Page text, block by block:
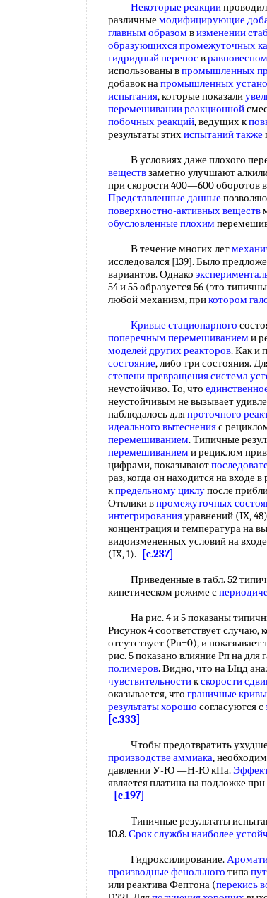
Некоторые реакции
различные модифицирующие
главным образом визменении
образующихсяпромежуточных
гидридный переносв
использованы впромышленных
добавок напромышленных
испытания, которые показали
перемешивании реакционной
побочных реакций, ведущих к
результаты этихиспытаний также
В условиях даже плохого
веществзаметно улучшают
при скорости 400—600 оборотов
Представленные данные
поверхностно-активных веществ
обусловленные плохим
В течение многих лет
исследовался [139]. Было
вариантов. Однако
54 и 55 образуется 56 (это
любой механизм, прикотором
Кривые стационарного
поперечным перемешиванием и
моделейдругих реакторов. Как и
состояние, либо три состояния.
степени превращениясистема
неустойчиво. То, что
неустойчивым не вызывает
наблюдалось дляпроточного
идеального вытесненияс
перемешиванием. Типичные
перемешиванием и рециклом
цифрами, показывают
раз, когда он находится на входе в
кпредельному циклупосле
Отклики впромежуточных
интегрированияуравнений (IX,
концентрация и температура на
видоизмененных условий на
(IX, 1).
[c.237]
Приведенные в табл. 52
кинетическом режиме с
На рис. 4 и 5 показаны
Рисунок 4 соответствует случаю,
отсутствует (Рп=0), и показывает
рис. 5 показано влияние Рп на для
полимеров. Видно, что на Ыцд
чувствительностикскорости
оказывается, что граничные
результаты хорошо согласуются с
[c.333]
Чтобы предотвратить
производстве аммиака,
давлении У-Ю —Н-Ю кПа.
является платина на подложке
[c.197]
Типичные результаты
10.8.Срок службынаиболее
Гидроксилирование.
производные фенольного типа
или реактива Фептона (перекись